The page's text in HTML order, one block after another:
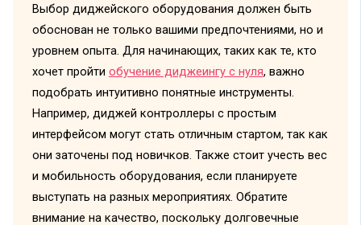
Выбор диджейского оборудования должен быть
обоснован не только вашими предпочтениями, но и
уровнем опыта. Для начинающих, таких как те, кто
хочет пройти обучение диджеингу с нуля, важно
подобрать интуитивно понятные инструменты.
Например, диджей контроллеры с простым
интерфейсом могут стать отличным стартом, так как
они заточены под новичков. Также стоит учесть вес
и мобильность оборудования, если планируете
выступать на разных мероприятиях. Обратите
внимание на качество, поскольку долговечные